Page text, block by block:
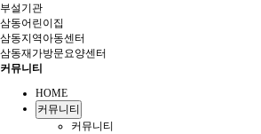
부설기관
삼동어린이집
삼동지역아동센터
삼동재가방문요양센터
커뮤니티
HOME
커뮤니티
커뮤니티